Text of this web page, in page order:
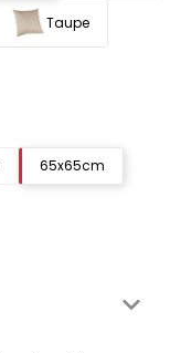
Taupe
65x65cm